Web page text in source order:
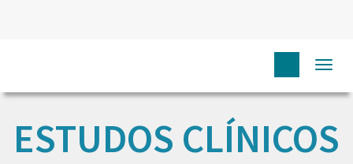
ESTUDOS CLÍNICOS